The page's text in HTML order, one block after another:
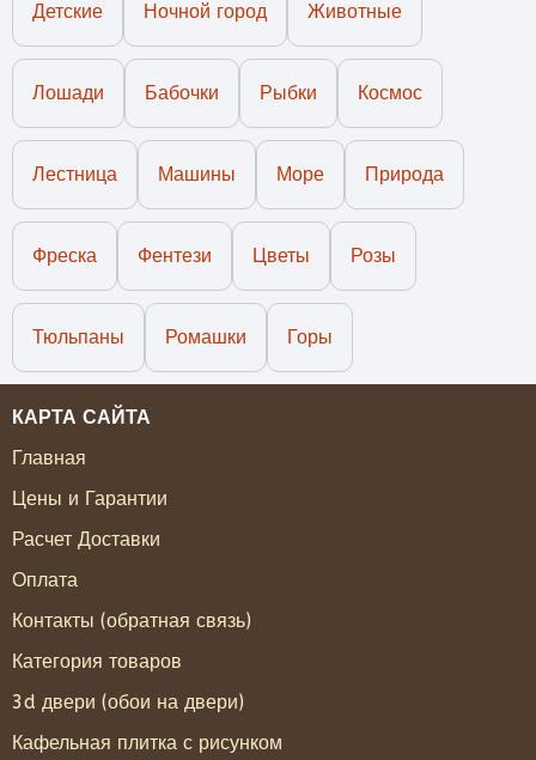
Детские Ночной город Животные
Лошади Бабочки Рыбки Космос
Лестница Машины Море Природа
Фреска Фентези Цветы Розы
Тюльпаны Ромашки Горы
КАРТА САЙТА
Главная
Цены и Гарантии
Расчет Доставки
Оплата
Контакты (обратная связь)
Категория товаров
3d двери (обои на двери)
Кафельная плитка с рисунком